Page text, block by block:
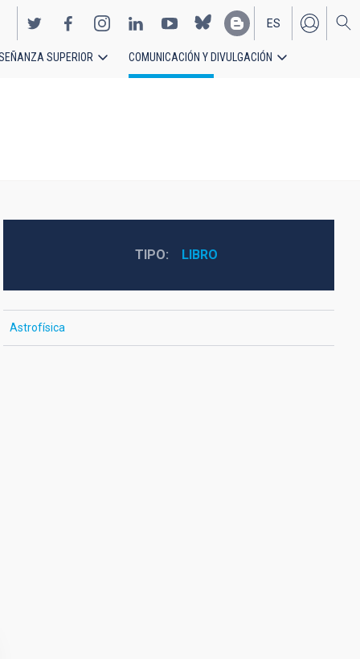
EN
ES
SUPERIOR COMUNICACIÓN Y DIVULGACIÓN
TIPO LIBRO
Astrofísica